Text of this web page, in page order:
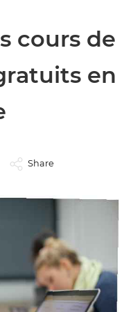
cours de
en
Share